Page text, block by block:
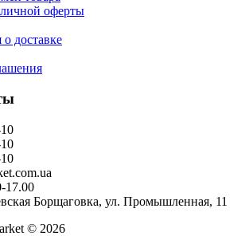
оферты
доставке
17.00
Борщаговка, ул. Промышленная, 11
© 2026